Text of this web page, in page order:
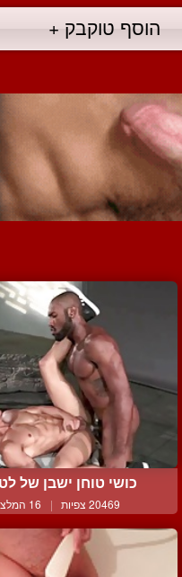
הוסף טוקבק +
כושי טוחן ישבן של
20469 צפיות | 16 המלצות